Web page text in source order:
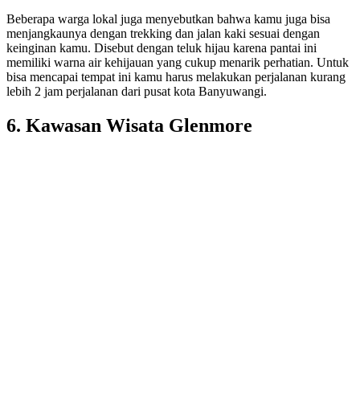
Beberapa warga lokal juga menyebutkan bahwa kamu juga bisa
menjangkaunya dengan trekking dan jalan kaki sesuai dengan
keinginan kamu. Disebut dengan teluk hijau karena pantai ini
memiliki warna air kehijauan yang cukup menarik perhatian. Untuk
bisa mencapai tempat ini kamu harus melakukan perjalanan kurang
lebih 2 jam perjalanan dari pusat kota Banyuwangi.
6. Kawasan Wisata Glenmore